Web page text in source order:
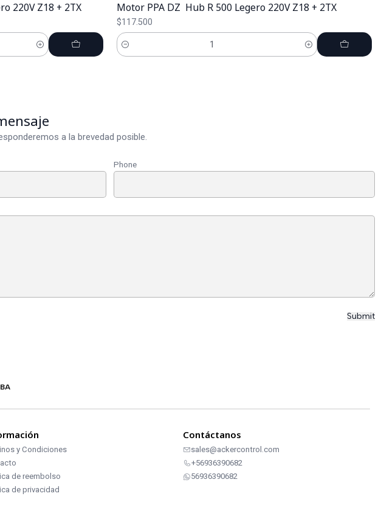
220V Z18 + 2TX Motor PPA DZ Hub R 500 Legero 220V Z18 + 2TX
$117.500
Cantidad
a la brevedad posible.
Phone
y Condiciones
de reembolso
de privacidad
Contáctanos
sales@ackercontrol.com
+56936390682
56936390682